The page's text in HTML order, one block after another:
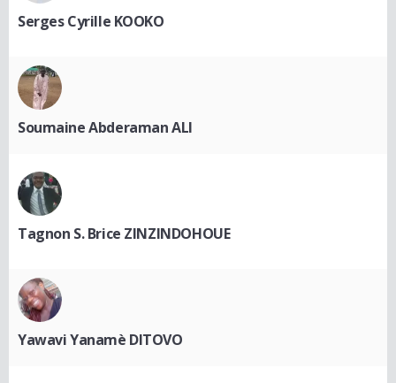
Serges Cyrille KOOKO
Soumaine Abderaman ALI
Tagnon S. Brice ZINZINDOHOUE
Yawavi Yanamè DITOVO